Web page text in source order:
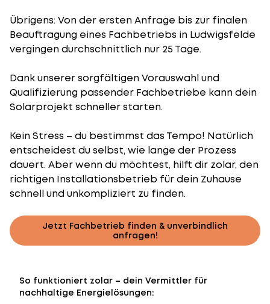
Übrigens: Von der ersten Anfrage bis zur finalen
Beauftragung eines Fachbetriebs in Ludwigsfelde
vergingen durchschnittlich nur 25 Tage.
Dank unserer sorgfältigen Vorauswahl und
Qualifizierung passender Fachbetriebe kann dein
Solarprojekt schneller starten.
Kein Stress – du bestimmst das Tempo! Natürlich
entscheidest du selbst, wie lange der Prozess
dauert. Aber wenn du möchtest, hilft dir zolar, den
richtigen Installationsbetrieb für dein Zuhause
schnell und unkompliziert zu finden.
Jetzt Fachbetrieb finden & unverbindlich
anfragen!
So funktioniert zolar – dein Vermittler für
nachhaltige Energielösungen: